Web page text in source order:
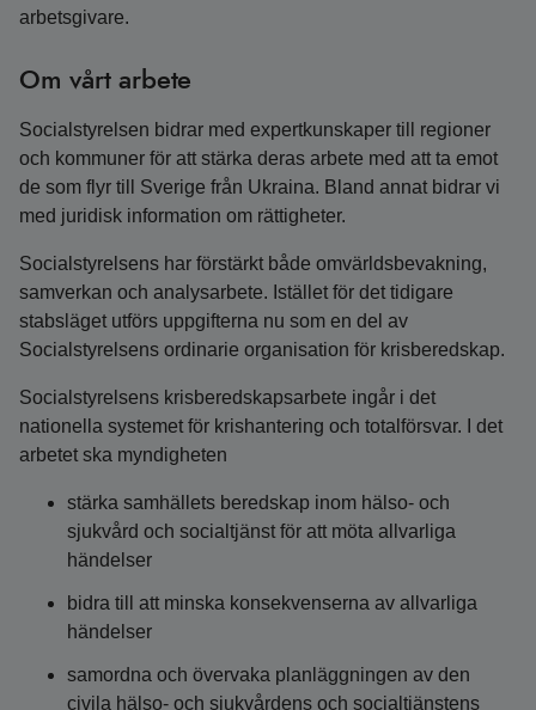
arbetsgivare.
Om vårt arbete
Socialstyrelsen bidrar med expertkunskaper till regioner
och kommuner för att stärka deras arbete med att ta emot
de som flyr till Sverige från Ukraina. Bland annat bidrar vi
med juridisk information om rättigheter.
Socialstyrelsens har förstärkt både omvärldsbevakning,
samverkan och analysarbete. Istället för det tidigare
stabsläget utförs uppgifterna nu som en del av
Socialstyrelsens ordinarie organisation för krisberedskap.
Socialstyrelsens krisberedskapsarbete ingår i det
nationella systemet för krishantering och totalförsvar. I det
arbetet ska myndigheten
stärka samhällets beredskap inom hälso- och
sjukvård och socialtjänst för att möta allvarliga
händelser
bidra till att minska konsekvenserna av allvarliga
händelser
samordna och övervaka planläggningen av den
civila hälso- och sjukvårdens och socialtjänstens